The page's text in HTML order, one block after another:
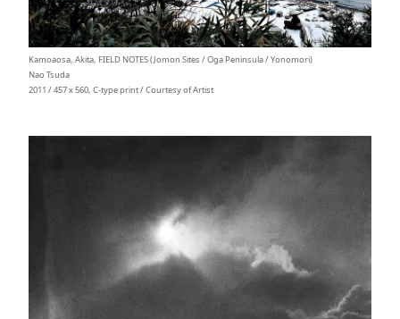
Kamoaosa, Akita, FIELD NOTES (Jomon Sites / Oga Peninsula / Yonomori)
Nao Tsuda
2011 / 457 x 560, C-type print / Courtesy of Artist